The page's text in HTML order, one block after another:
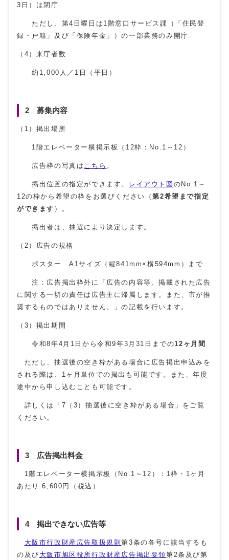
3日）は閉庁
ただし、第4日曜日は1階窓口サービス課（「住民登
録・戸籍」及び「保険年金」）の一部業務のみ開庁
（4）来庁者数
約1,000人／1日（平日）
2 募集内容
（1）掲出場所
1階エレベーター横掲示板（12枠：No.1～12）
広告枠の写真は こちら 。
掲出位置の指定ができます。 レイアウト図 のNo.1～
12の枠から希望の枠をお選びください（第2希望まで指定
ができます ）。
掲出者は、抽選により決定します。
（2）広告の規格
ポスター A1サイズ（縦841mm×横594mm）まで
注：広告掲出枠外に「広告の内容等、掲載された広告
に関する一切の責任は広告主に帰属します。また、市が推
奨するものではありません。」の記載を行います。
（3）掲出期間
令和8年4月1日から令和9年3月31日までの12ヶ月間
ただし、抽選後の空き枠がある場合に広告掲出申込みを
される際は、1ヶ月単位での掲出も可能です。また、年度
途中から申し込むことも可能です。
詳しくは「7（3）抽選後に空き枠がある場合」をご覧
ください。
3 広告掲出料金
1階エレベーター横掲示板（No.1～12）：1枠・1ヶ月
あたり 6,600円（税込）
4 掲出できない広告等
大阪市行政財産広告取扱規則第3条の各号に該当するも
の及び 大阪市旭区役所行政財産広告掲出要領第2条及び第